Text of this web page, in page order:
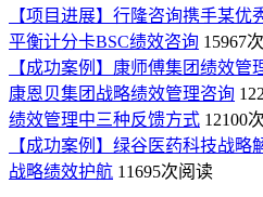
【项目进展】行隆咨询携手某
平衡计分卡BSC绩效咨询 15967
【成功案例】康师傅集团绩效管
康恩贝集团战略绩效管理咨询
绩效管理中三种反馈方式 12100
【成功案例】绿谷医药科技战略
战略绩效护航 11695次阅读